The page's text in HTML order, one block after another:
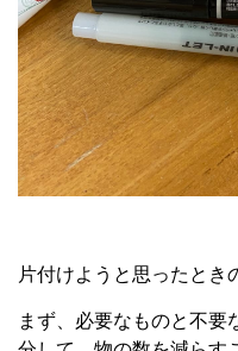
片付けようと思ったとき
まず、必要なものと不要